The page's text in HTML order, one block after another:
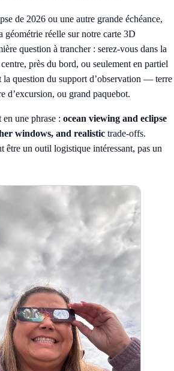
de 2026 ou une autre grande échéance,
géométrie réelle sur notre carte 3D
question à trancher : serez-vous dans la
près du bord, ou seulement en partiel
la question du support d’observation — terre
d’excursion, ou grand paquebot.
une phrase : ocean viewing and eclipse
windows, and realistic trade-offs.
être un outil logistique intéressant, pas un